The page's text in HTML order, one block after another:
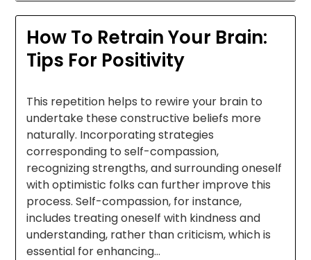
How To Retrain Your Brain:
Tips For Positivity
This repetition helps to rewire your brain to
undertake these constructive beliefs more
naturally. Incorporating strategies
corresponding to self-compassion,
recognizing strengths, and surrounding oneself
with optimistic folks can further improve this
process. Self-compassion, for instance,
includes treating oneself with kindness and
understanding, rather than criticism, which is
essential for enhancing…